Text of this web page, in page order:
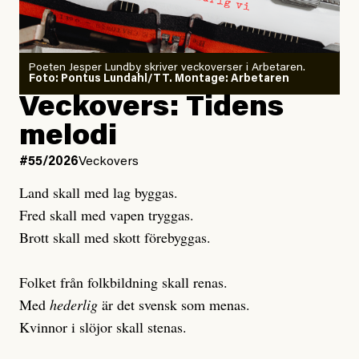
granskar vänstern
Publicerad6 August, 2026
Uppdaterad7 August, 2026
Joel Kellgren
Publicerad3 August, 2026
Uppdaterad3 August, 2026
Poeten Jesper Lundby skriver veckoverser i Arbetaren.
Foto: Pontus Lundahl/TT. Montage: Arbetaren
Veckovers: Tidens
melodi
#55/2026Veckovers
Land skall med lag byggas.
Fred skall med vapen tryggas.
Brott skall med skott förebyggas.
Folket från folkbildning skall renas.
Med hederlig är det svensk som menas.
Kvinnor i slöjor skall stenas.